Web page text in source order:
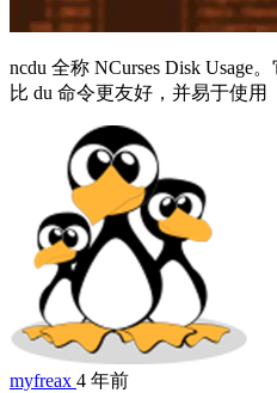
ncdu 全称 NCurses Disk Usage
比 du 命令更友好，并易于使用
myfreax 4 年前